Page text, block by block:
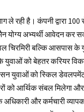
ले रही है। कंपनी द्वारा
अभ्यर्थी आवेदन कर
बल्कि आसपास के
को बेहतर करियर
युवाओं को स्किल डेवलपमेंट
को आर्थिक संबल मिलेगा और
और कर्मचारी